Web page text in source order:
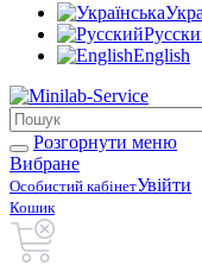
English
Розгорнути меню
Вибране
Особистий кабінетУвійти
Кошик